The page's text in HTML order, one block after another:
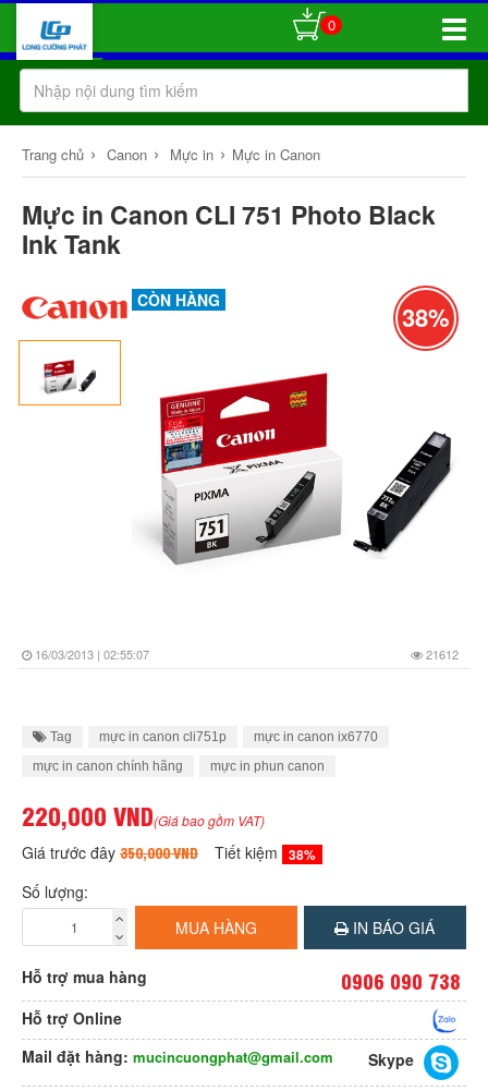
Toggle
0
Trang chủ › Canon › Mực in › Mực in Canon
Mực in Canon CLI 751 Photo Black
Ink Tank
38%
CÒN HÀNG
16/03/2013 | 02:55:07 21612
Tag mực in canon cli751p
mực in canon ix6770
mực in canon chính hãng
mực in phun canon
220,000 VND(Giá bao gồm VAT)
Giá trước đây 350,000 VND Tiết kiệm 38%
Số lượng:
MUA HÀNG
IN BÁO GIÁ
Hỗ trợ mua hàng 0906 090 738
Hỗ trợ Online
Mail đặt hàng: mucincuongphat@gmail.com
Skype